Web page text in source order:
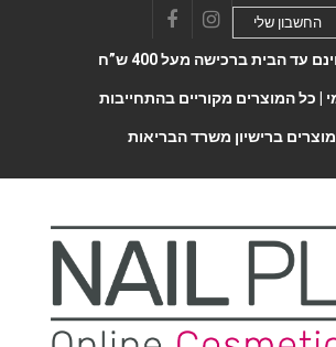
FacebookInstagram
החשבון שלי
עד הבית ברכישה מעל 400 ש”ח
| כל המוצרים מקוריים בהתחייבות
ברישיון משרד הבריאות